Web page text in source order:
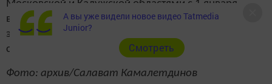
Московской и Калужской областями с 1 января
вошел в число пилотных регионов, где действует
экспериментальный налоговый режим для
самозанятых.
Фото: архив/Салават Камалетдинов
А вы уже видели новое видео Tatmedia
Junior?
Cмотреть